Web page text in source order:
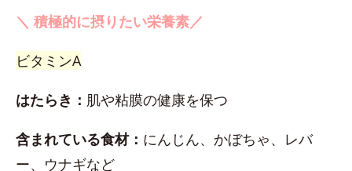
＼ 積極的に摂りたい栄養素／
ビタミンA
はたらき： 肌や粘膜の健康を保つ
含まれている食材： にんじん、かぼちゃ、レバ
ー、ウナギなど